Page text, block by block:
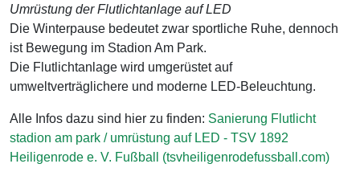
Umrüstung der Flutlichtanlage auf LED
Die Winterpause bedeutet zwar sportliche Ruhe, dennoch
ist Bewegung im Stadion Am Park.
Die Flutlichtanlage wird umgerüstet auf
umweltverträglichere und moderne LED-Beleuchtung.
Alle Infos dazu sind hier zu finden: Sanierung Flutlicht
stadion am park / umrüstung auf LED - TSV 1892
Heiligenrode e. V. Fußball (tsvheiligenrodefussball.com)